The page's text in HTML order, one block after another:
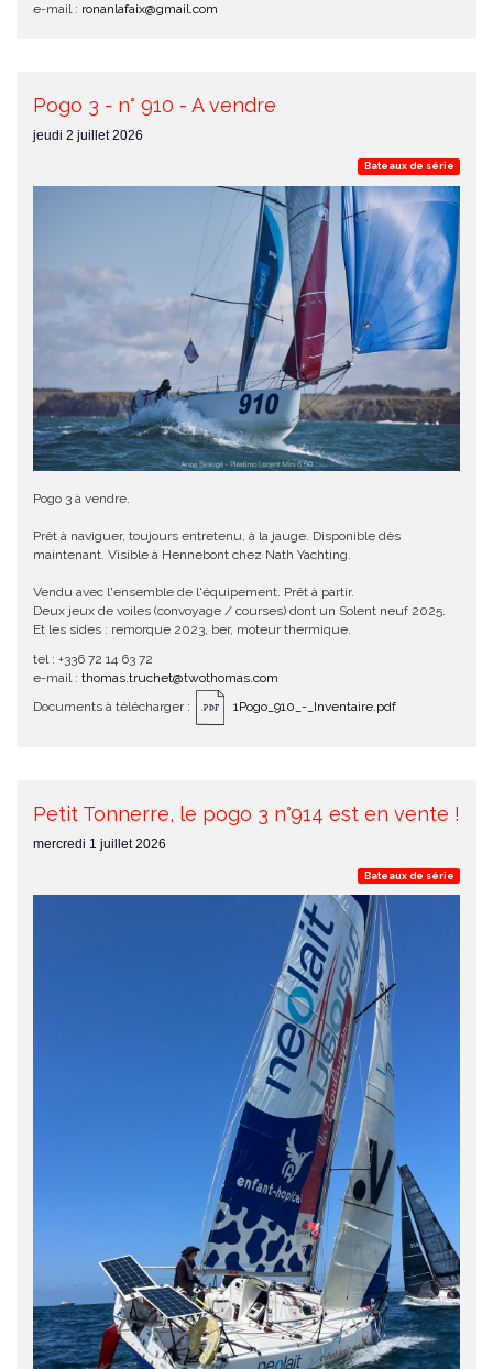
e-mail : ronanlafaix@gmail.com
Pogo 3 - n° 910 - A vendre
jeudi 2 juillet 2026
Bateaux de série
Pogo 3 à vendre.
Prêt à naviguer, toujours entretenu, à la jauge. Disponible dès
maintenant. Visible à Hennebont chez Nath Yachting.
Vendu avec l'ensemble de l'équipement. Prêt à partir.
Deux jeux de voiles (convoyage / courses) dont un Solent neuf 2025.
Et les sides : remorque 2023, ber, moteur thermique.
tel : +336 72 14 63 72
e-mail : thomas.truchet@twothomas.com
Documents à télécharger :
1Pogo_910_-_Inventaire.pdf
Petit Tonnerre, le pogo 3 n°914 est en vente !
mercredi 1 juillet 2026
Bateaux de série